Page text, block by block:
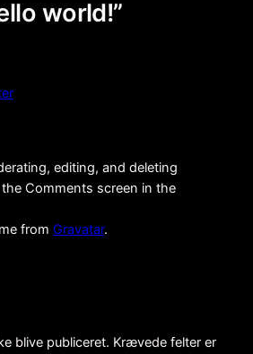
world!”
editing, and deleting
Comments screen in the
from Gravatar.
blive publiceret. Krævede felter er